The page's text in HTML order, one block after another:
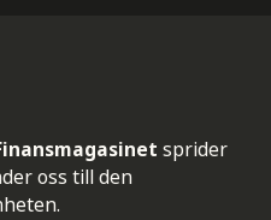
sprider
oss till den